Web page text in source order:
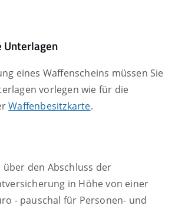
Unterlagen
eines Waffenscheins müssen Sie
vorlegen wie für die
Waffenbesitzkarte.
über den Abschluss der
in Höhe von einer
- pauschal für Personen- und